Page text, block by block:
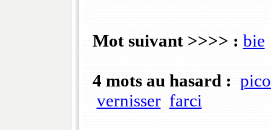
Mot suivant >>>> : bie
4 mots au hasard :
vernisser farci